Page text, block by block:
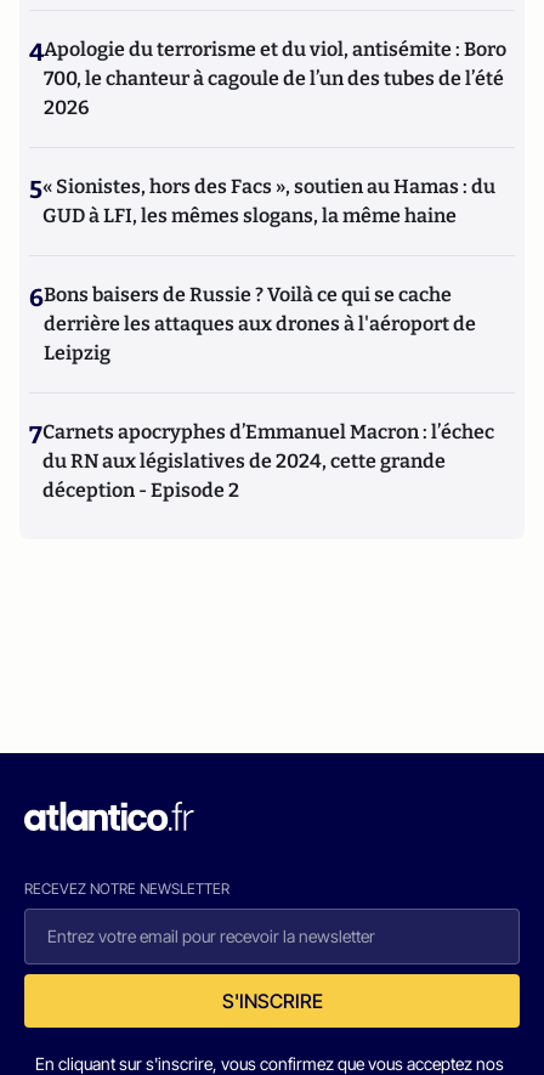
4Apologie du terrorisme et du viol, antisémite : Boro
700, le chanteur à cagoule de l’un des tubes de l’été
2026
5« Sionistes, hors des Facs », soutien au Hamas : du
GUD à LFI, les mêmes slogans, la même haine
6Bons baisers de Russie ? Voilà ce qui se cache
derrière les attaques aux drones à l'aéroport de
Leipzig
7Carnets apocryphes d’Emmanuel Macron : l’échec
du RN aux législatives de 2024, cette grande
déception - Episode 2
RECEVEZ NOTRE NEWSLETTER
S'INSCRIRE
En cliquant sur s'inscrire, vous confirmez que vous acceptez nos